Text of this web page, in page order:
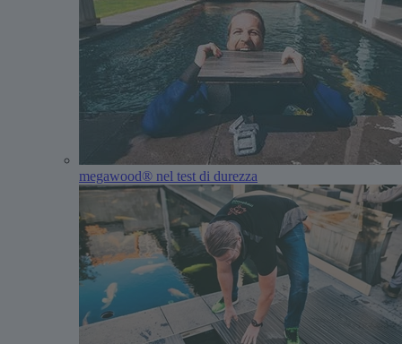
megawood® nel test di durezza